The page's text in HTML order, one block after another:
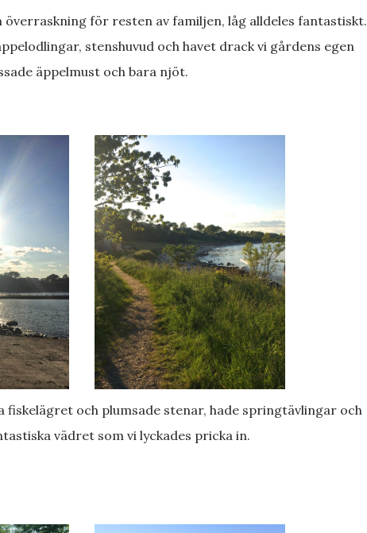
överraskning för resten av familjen, låg alldeles fantastiskt.
äppelmust och bara njöt.
vädret som vi lyckades pricka in.